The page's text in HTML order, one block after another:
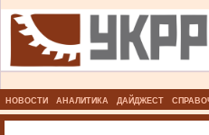
НОВОСТИ АНАЛИТИКА ДАЙДЖЕСТ